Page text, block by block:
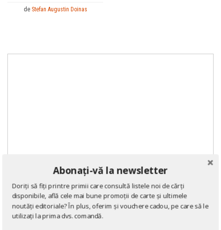
de Stefan Augustin Doinas
Abonați-vă la newsletter
Doriți să fiți printre primii care consultă listele noi de cărți
disponibile, află cele mai bune promoții de carte și ultimele
noutăți editoriale? În plus, oferim și vouchere cadou, pe care să le
utilizați la prima dvs. comandă.